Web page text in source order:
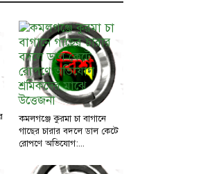
কমলগঞ্জে কুরমা চা বাগানে
গাছের চারার বদলে ডাল কেটে
রোপণে অভিযোগ:...